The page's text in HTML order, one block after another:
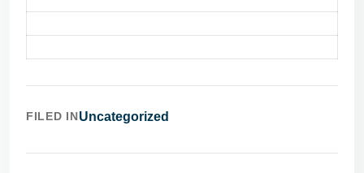
FILED INUncategorized